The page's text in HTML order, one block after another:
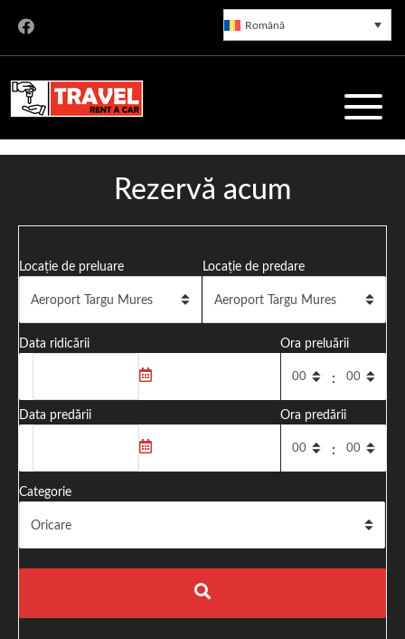
Română
Rent a Car Târgu Mureș
flotă modernă și prețuri corecte. Preluare rapidă din
Rezervă acum
Locație de preluare Locație de predare
Data ridicării Ora preluării
:
Data predării Ora predării
:
Categorie